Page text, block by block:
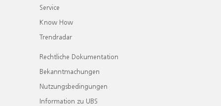
Service
Know How
Trendradar
Rechtliche Dokumentation
Bekanntmachungen
Nutzungsbedingungen
Information zu UBS